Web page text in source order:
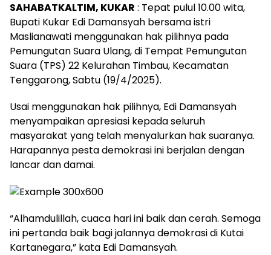
SAHABATKALTIM, KUKAR : Tepat pulul 10.00 wita,
Bupati Kukar Edi Damansyah bersama istri
Maslianawati menggunakan hak pilihnya pada
Pemungutan Suara Ulang, di Tempat Pemungutan
Suara (TPS) 22 Kelurahan Timbau, Kecamatan
Tenggarong, Sabtu (19/4/2025).
Usai menggunakan hak pilihnya, Edi Damansyah
menyampaikan apresiasi kepada seluruh
masyarakat yang telah menyalurkan hak suaranya.
Harapannya pesta demokrasi ini berjalan dengan
lancar dan damai.
“Alhamdulillah, cuaca hari ini baik dan cerah. Semoga
ini pertanda baik bagi jalannya demokrasi di Kutai
Kartanegara,” kata Edi Damansyah.